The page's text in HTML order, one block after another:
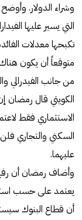
وشراء الدولار.
التي يسير عليها
تكبحها معدلات
متوقعاً أن يكون
من جانب الفيدرالي
الكويتي قال رمضان
الاستثماري فقط
السكني والتجاري
عليهما.
وأضاف رمضان أن
يعتمد على حسب
أن قطاع البنوك